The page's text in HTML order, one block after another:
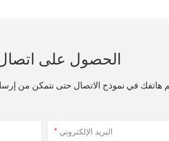
الحصول على
هاتفك في نموذج الاتصال حتى نتمكن من
البريد الإلكتروني